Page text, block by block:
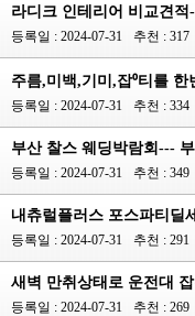
등록일 : 2024-07-31 추천 : 317
등록일 : 2024-07-31 추천 : 334
등록일 : 2024-07-31 추천 : 349
등록일 : 2024-07-31 추천 : 291
등록일 : 2024-07-31 추천 : 269